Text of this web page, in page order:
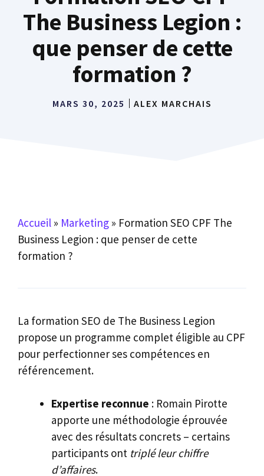
The Business Legion :
que penser de cette
formation ?
MARS 30, 2025 ALEX MARCHAIS
Accueil » Marketing » Formation SEO CPF The
Business Legion : que penser de cette
formation ?
La formation SEO de The Business Legion
propose un programme complet éligible au CPF
pour perfectionner ses compétences en
référencement.
Expertise reconnue : Romain Pirotte
apporte une méthodologie éprouvée
avec des résultats concrets – certains
participants ont triplé leur chiffre
d’affaires.